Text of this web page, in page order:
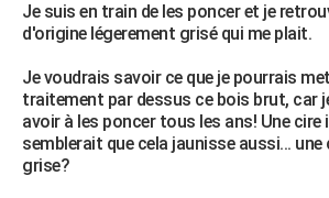
Destinations
City break
Voyage nature
Voyage de noces
Forum
Climat
+PHOTO
BONS PLANS
CARTE DE VOEUX
Je suis en train de les poncer et je
d'origine légerement grisé qui me plait.
Je voudrais savoir ce que je pourrais
traitement par dessus ce bois brut, car
avoir à les poncer tous les ans! Une cire
semblerait que cela jaunisse aussi... une
grise?